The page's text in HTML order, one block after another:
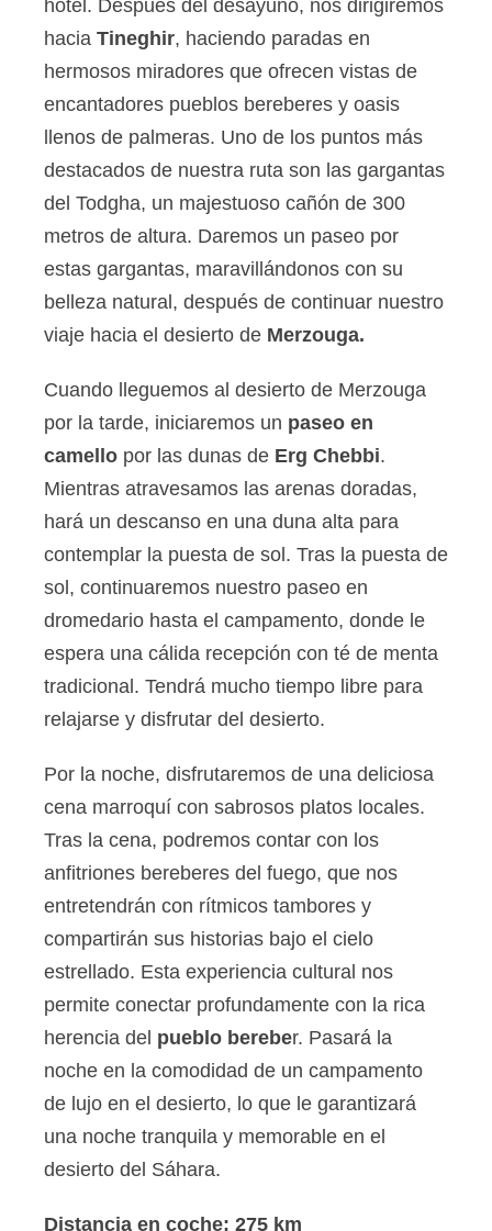
hotel. Después del desayuno, nos dirigiremos
hacia Tineghir, haciendo paradas en
hermosos miradores que ofrecen vistas de
encantadores pueblos bereberes y oasis
llenos de palmeras. Uno de los puntos más
destacados de nuestra ruta son las gargantas
del Todgha, un majestuoso cañón de 300
metros de altura. Daremos un paseo por
estas gargantas, maravillándonos con su
belleza natural, después de continuar nuestro
viaje hacia el desierto de Merzouga.
Cuando lleguemos al desierto de Merzouga
por la tarde, iniciaremos un paseo en
camello por las dunas de Erg Chebbi.
Mientras atravesamos las arenas doradas,
hará un descanso en una duna alta para
contemplar la puesta de sol. Tras la puesta de
sol, continuaremos nuestro paseo en
dromedario hasta el campamento, donde le
espera una cálida recepción con té de menta
tradicional. Tendrá mucho tiempo libre para
relajarse y disfrutar del desierto.
Por la noche, disfrutaremos de una deliciosa
cena marroquí con sabrosos platos locales.
Tras la cena, podremos contar con los
anfitriones bereberes del fuego, que nos
entretendrán con rítmicos tambores y
compartirán sus historias bajo el cielo
estrellado. Esta experiencia cultural nos
permite conectar profundamente con la rica
herencia del pueblo bereber. Pasará la
noche en la comodidad de un campamento
de lujo en el desierto, lo que le garantizará
una noche tranquila y memorable en el
desierto del Sáhara.
Distancia en coche: 275 km